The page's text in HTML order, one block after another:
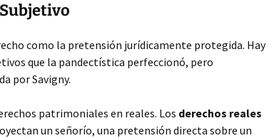
como la pretensión jurídicamente protegida. Hay
que la pandectística perfeccionó, pero
por Savigny.
patrimoniales en reales. Los derechos reales
un señorío, una pretensión directa sobre un